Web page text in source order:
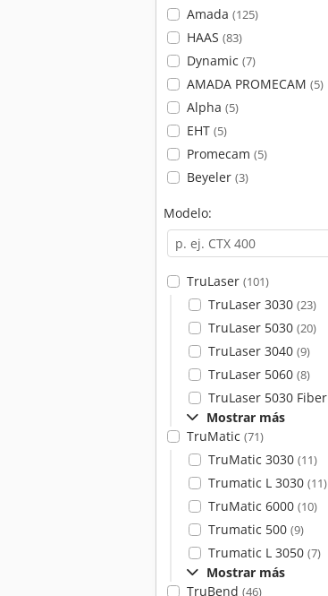
Amada (125)
HAAS (83)
Dynamic (7)
AMADA PROMECAM (5)
Alpha (5)
EHT (5)
Promecam (5)
Beyeler (3)
Modelo:
TruLaser (101)
TruLaser 3030 (23)
TruLaser 5030 (20)
TruLaser 3040 (9)
TruLaser 5060 (8)
TruLaser 5030 Fiber
Mostrar más
TruMatic (71)
TruMatic 3030 (11)
Trumatic L 3030 (11)
TruMatic 6000 (10)
Trumatic 500 (9)
Trumatic L 3050 (7)
Mostrar más
TruBend (46)